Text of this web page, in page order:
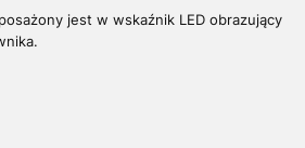
jest w wskaźnik LED obrazujący